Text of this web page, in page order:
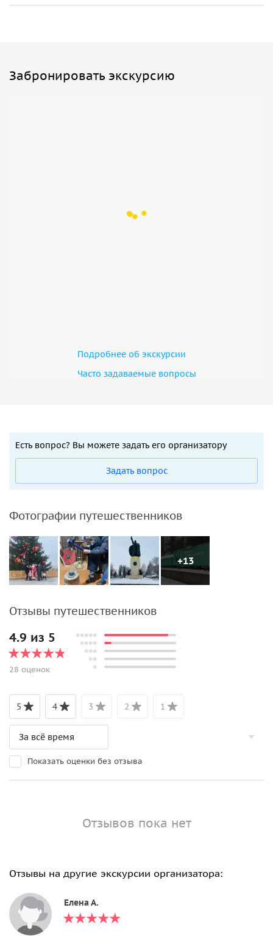
Забронировать экскурсию
Подробнее об экскурсии
Часто задаваемые вопросы
Есть вопрос? Вы можете задать его организатору
Задать вопрос
Фотографии путешественников
+13
Отзывы путешественников
4.9 из 5
28 оценок
5 4 3 2 1
Показать оценки без отзыва
Отзывов пока нет
Отзывы на другие экскурсии организатора:
Елена А.